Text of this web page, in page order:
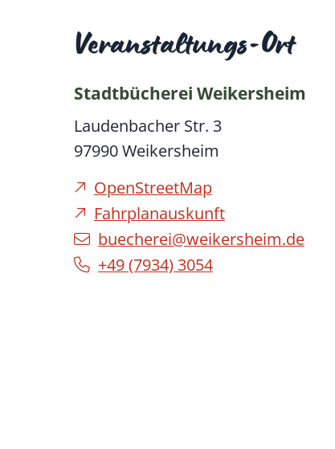
Veranstaltungs-Ort
Stadtbücherei Weikersheim
Laudenbacher Str. 3
97990Weikersheim
OpenStreetMap
Fahrplanauskunft
buecherei@weikersheim.de
+49 (7934) 3054